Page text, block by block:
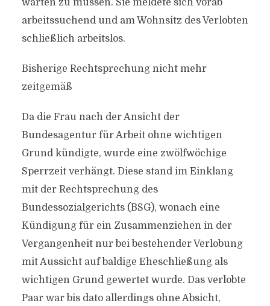
warten zu müssen. Sie meldete sich vorab
arbeitssuchend und am Wohnsitz des Verlobten
schließlich arbeitslos.
Bisherige Rechtsprechung nicht mehr
zeitgemäß
Da die Frau nach der Ansicht der
Bundesagentur für Arbeit ohne wichtigen
Grund kündigte, wurde eine zwölfwöchige
Sperrzeit verhängt. Diese stand im Einklang
mit der Rechtsprechung des
Bundessozialgerichts (BSG), wonach eine
Kündigung für ein Zusammenziehen in der
Vergangenheit nur bei bestehender Verlobung
mit Aussicht auf baldige Eheschließung als
wichtigen Grund gewertet wurde. Das verlobte
Paar war bis dato allerdings ohne Absicht,